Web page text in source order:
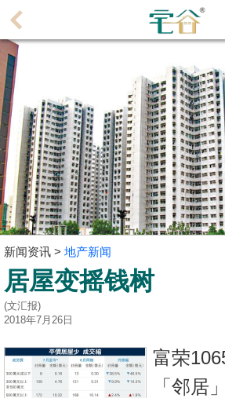
理
主
页
搵
楼/
成
交
业
放
盘
宅
按
揭
新闻资讯 > 地产新闻
居屋变摇钱树
(文汇报)
2018年7月26日
富荣
「邻居